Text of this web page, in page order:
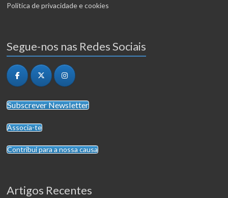
Política de privacidade e cookies
Segue-nos nas Redes Sociais
Subscrever Newsletter
Associa-te
Contribui para a nossa causa
Artigos Recentes